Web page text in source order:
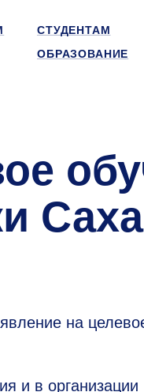
СТУДЕНТАМ
ОБРАЗОВАНИЕ
Саха
на
и в организации